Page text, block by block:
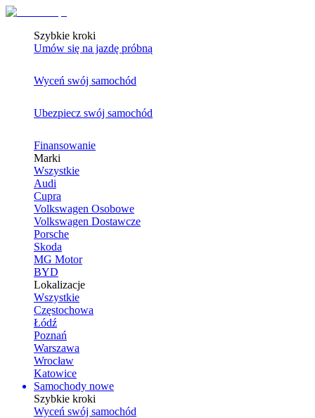
Szybkie kroki
Umów się na jazdę próbną
Wyceń swój samochód
Ubezpiecz swój samochód
Finansowanie
Marki
Wszystkie
Audi
Cupra
Volkswagen Osobowe
Volkswagen Dostawcze
Porsche
Skoda
MG Motor
BYD
Lokalizacje
Wszystkie
Częstochowa
Łódź
Poznań
Warszawa
Wrocław
Katowice
Samochody nowe
Szybkie kroki
Wyceń swój samochód